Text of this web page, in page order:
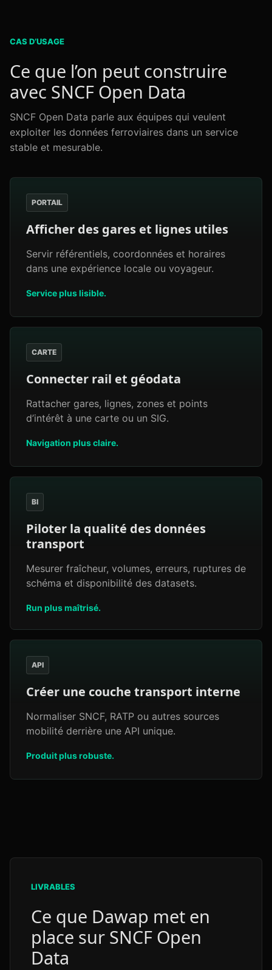
CAS D’USAGE
Ce que l’on peut construire
avec SNCF Open Data
SNCF Open Data parle aux équipes qui veulent
exploiter les données ferroviaires dans un service
stable et mesurable.
PORTAIL
Afficher des gares et lignes utiles
Servir référentiels, coordonnées et horaires
dans une expérience locale ou voyageur.
Service plus lisible.
CARTE
Connecter rail et géodata
Rattacher gares, lignes, zones et points
d’intérêt à une carte ou un SIG.
Navigation plus claire.
BI
Piloter la qualité des données
transport
Mesurer fraîcheur, volumes, erreurs, ruptures de
schéma et disponibilité des datasets.
Run plus maîtrisé.
API
Créer une couche transport interne
Normaliser SNCF, RATP ou autres sources
mobilité derrière une API unique.
Produit plus robuste.
LIVRABLES
Ce que Dawap met en
place sur SNCF Open
Data